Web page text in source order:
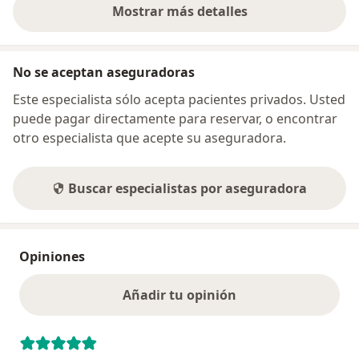
Mostrar más detalles
sobre la dirección
No se aceptan aseguradoras
Este especialista sólo acepta pacientes privados. Usted
puede pagar directamente para reservar, o encontrar
otro especialista que acepte su aseguradora.
Buscar especialistas por aseguradora
Opiniones
Añadir tu opinión